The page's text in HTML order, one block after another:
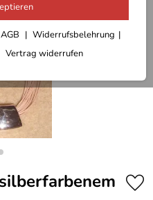
AGB
Widerrufsbelehrung
Vertrag widerrufen